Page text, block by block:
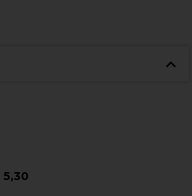
5,30